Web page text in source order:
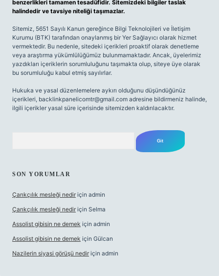
benzerlikleri tamamen tesadüfidir. Sitemizdeki bilgiler taslak
halindedir ve tavsiye niteliği taşımazlar.
Sitemiz, 5651 Sayılı Kanun gereğince Bilgi Teknolojileri ve İletişim
Kurumu (BTK) tarafından onaylanmış bir Yer Sağlayıcı olarak hizmet
vermektedir. Bu nedenle, sitedeki içerikleri proaktif olarak denetleme
veya araştırma yükümlülüğümüz bulunmamaktadır. Ancak, üyelerimiz
yazdıkları içeriklerin sorumluluğunu taşımakta olup, siteye üye olarak
bu sorumluluğu kabul etmiş sayılırlar.
Hukuka ve yasal düzenlemelere aykırı olduğunu düşündüğünüz
içerikleri, backlinkpanelicomtr@gmail.com adresine bildirmeniz halinde,
ilgili içerikler yasal süre içerisinde sitemizden kaldırılacaktır.
SON YORUMLAR
Çarıkçılık mesleği nedir için admin
Çarıkçılık mesleği nedir için Selma
Assolist gibisin ne demek için admin
Assolist gibisin ne demek için Gülcan
Nazilerin siyasi görüşü nedir için admin